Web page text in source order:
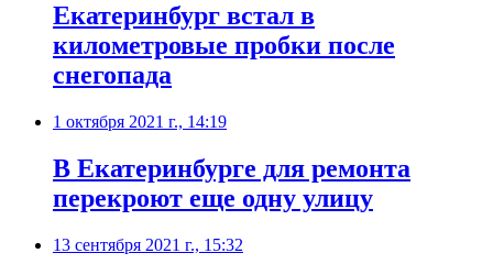
​Екатеринбург встал в
километровые пробки после
снегопада
1 октября 2021 г., 14:19
В Екатеринбурге для ремонта
перекроют еще одну улицу
13 сентября 2021 г., 15:32